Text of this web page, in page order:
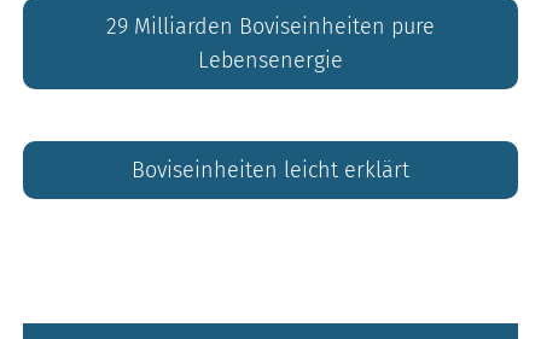
29 Milliarden Boviseinheiten pure
Lebensenergie
Boviseinheiten leicht erklärt